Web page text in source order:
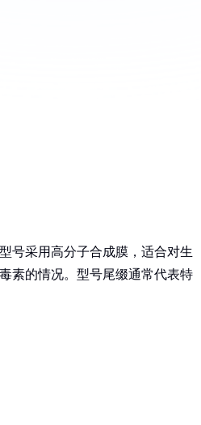
号采用高分子合成膜，适合对生
素的情况。型号尾缀通常代表特